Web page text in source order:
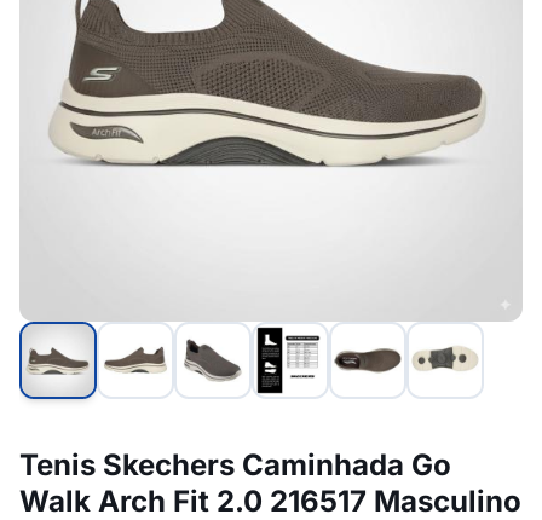
Tenis Skechers Caminhada Go
Walk Arch Fit 2.0 216517 Masculino